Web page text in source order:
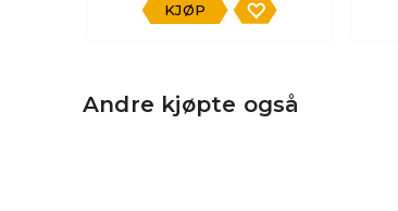
KJØP
Andre kjøpte også